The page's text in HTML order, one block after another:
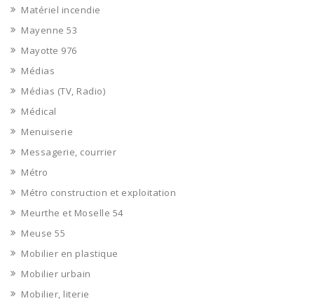
Matériel incendie
Mayenne 53
Mayotte 976
Médias
Médias (TV, Radio)
Médical
Menuiserie
Messagerie, courrier
Métro
Métro construction et exploitation
Meurthe et Moselle 54
Meuse 55
Mobilier en plastique
Mobilier urbain
Mobilier, literie